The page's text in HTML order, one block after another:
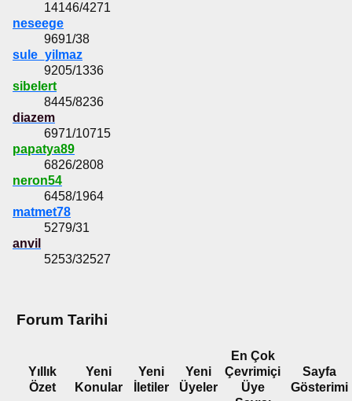
14146/4271
neseege
9691/38
sule_yilmaz
9205/1336
sibelert
8445/8236
diazem
6971/10715
papatya89
6826/2808
neron54
6458/1964
matmet78
5279/31
anvil
5253/32527
Forum Tarihi
Yıllık
Özet
Yeni
Konular
Yeni
İletiler
Yeni
Üyeler
En Çok
Çevrimiçi
Üye
Sayfa
Gösterimi